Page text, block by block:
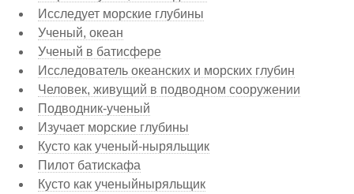
Исследует морские глубины
Ученый, океан
Ученый в батисфере
Исследователь океанских и морских глубин
Человек, живущий в подводном сооружении
Подводник-ученый
Изучает морские глубины
Кусто как ученый-ныряльщик
Пилот батискафа
Кусто как ученыйныряльщик